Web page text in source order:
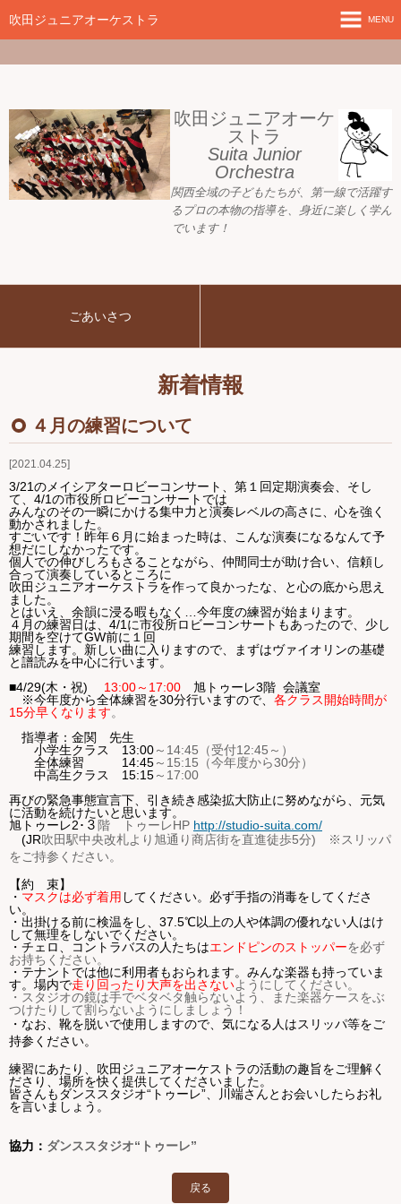
verification=nW1XDOjsXUeBk5Tr0WL2kTnlmTP78udH3yRHAbTSBv8
吹田ジュニアオーケストラ
吹田ジュニアオーケ
ストラ
Suita Junior
Orchestra
関西全域の子どもたちが、
第一線で活躍す
るプロの本物の指導を、身近に楽しく学ん
でいます！
MENU
ホーム
新着情報
活動目標
指導者ご紹介
プレジュニア クラス
Ｑ＆Ａ
お問い合わせ
ジュニアオケブログ
ごあいさつ
新着情報
2021.04.25
４月の練習について
3/21のメイシアターロビーコンサート、第１回定期演奏会、そし
て、4/1の市役所ロビーコンサートでは
みんなのその一瞬にかける集中力と演奏レベルの高さに、心を強く
動かされました。
すごいです！昨年６月に始まった時は、こんな演奏になるなんて予
想だにしなかったです。
個人での伸びしろもさることながら、仲間同士が助け合い、信頼し
合って演奏しているところに
吹田ジュニアオーケストラを作って良かったな、と心の底から思え
ました。
とはいえ、余韻に浸る暇もなく…今年度の練習が始まります。
４月の練習日は、4/1に市役所ロビーコンサートもあったので、少し
期間を空けてGW前に１回
練習します。新しい曲に入りますので、まずはヴァイオリンの基礎
と譜読みを中心に行います。
■4/29(木・祝) 13:00～17:00 旭トゥーレ3階 会議室
※今年度から全体練習を30分行いますので、 各クラス開始時間が
15分早くなります。
指導者：金関 先生
小学生クラス 13:00～ 14:45 （受付12:45 ～）
全体練習 14:45～ 15:15 （今年度から30分）
中高生クラス 15:15～ 17:00
再びの緊急事態宣言下、引き続き感染拡大防止に努めながら、元気
に活動を続けたいと思います。
旭トゥーレ2･３ 階 トゥーレHP http://studio-suita.com/
(JR吹田駅中央改札より旭通り商店街を直進徒歩5分)
※スリッパ
をご持参ください。
【約 束】
・ マスクは必ず着用 してください。必ず手指の消毒をしてくださ
い。
・出掛ける前に検温をし、37.5℃以上の人や体調の優れない人はけ
して無理をしないでください。
・チェロ、コントラバスの人たちはエンドピンのストッパーを必ず
お持ちください。
・テナントでは他に利用者もおられます。みんな楽器も持っていま
す。場内で走り回ったり大声を出さないようにしてください。
・スタジオの鏡は手でベタベタ触らないよう、また楽器ケースをぶ
つけたりして割らないようにしましょう！
・なお、靴を脱いで使用しますので、気になる人はスリッパ等をご
持参ください。
練習にあたり、吹田ジュニアオーケストラの活動の趣旨をご理解く
ださり、場所を快く提供してくださいました。
皆さんもダンススタジオ“トゥーレ”、川端さんとお会いしたらお礼
を言いましょう。
協力： ダンススタジオ“トゥーレ”
戻る